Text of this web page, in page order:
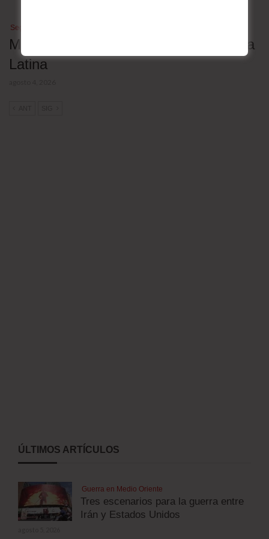
Seguridad
Mapa de las megacárceles de América
Latina
ÚLTIMOS ARTÍCULOS
Guerra en Medio Oriente
Tres escenarios para la guerra entre
Irán y Estados Unidos